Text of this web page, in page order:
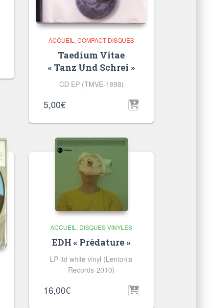
ACCUEIL COMPACT-DISQUES
Taedium Vitae
« Tanz Und Schrei »
CD EP (TMVE-1998)
5,00€
ACCUEIL DISQUES VINYLES
EDH « Prédature »
LP ltd white vinyl (Lentonia
Records-2010)
16,00€